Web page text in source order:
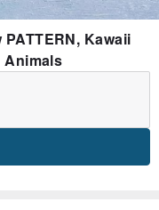
PATTERN, Kawaii
Animals